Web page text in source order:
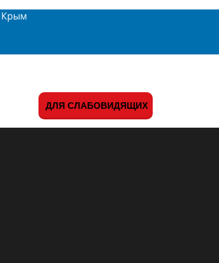
Крым
ДЛЯ СЛАБОВИДЯЩИХ